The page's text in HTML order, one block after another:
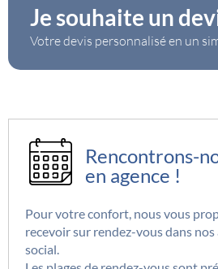
Je souhaite un
Votre devis personnalisé en un
Rencontrons-
en agence !
Pour votre confort, nous vous
recevoir sur rendez-vous dans nos
social.